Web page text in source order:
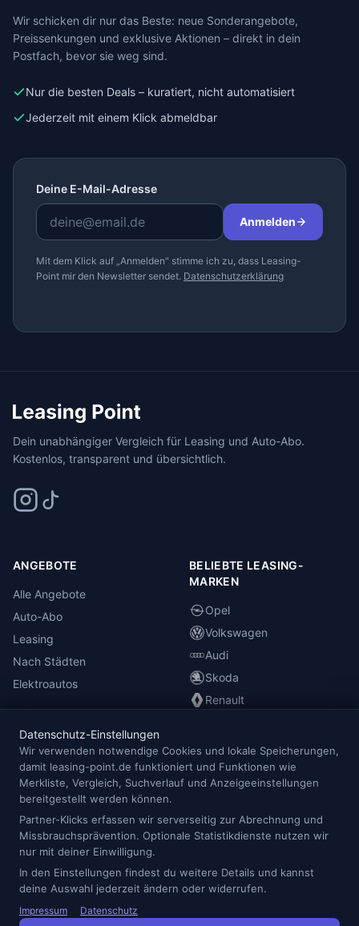
Wir schicken dir nur das Beste: neue Sonderangebote,
Preissenkungen und exklusive Aktionen – direkt in dein
Postfach, bevor sie weg sind.
Nur die besten Deals – kuratiert, nicht automatisiert
Jederzeit mit einem Klick abmeldbar
Deine E-Mail-Adresse
Anmelden
Mit dem Klick auf „Anmelden" stimme ich zu, dass Leasing-
Point mir den Newsletter sendet. Datenschutzerklärung
Dein unabhängiger Vergleich für Leasing und Auto-Abo.
Kostenlos, transparent und übersichtlich.
ANGEBOTE
Alle Angebote
Auto-Abo
Leasing
Nach Städten
Elektroautos
BELIEBTE LEASING-
MARKEN
Opel
Volkswagen
Audi
Skoda
Renault
INFORMATIONEN
Anbieterübersicht
Blog
Redaktion
Impressum
Datenschutz
Cookie-Einstellungen
Datenschutz-Einstellungen
Wir verwenden notwendige Cookies und lokale Speicherungen,
damit leasing-point.de funktioniert und Funktionen wie
Merkliste, Vergleich, Suchverlauf und Anzeigeeinstellungen
bereitgestellt werden können.
Partner-Klicks erfassen wir serverseitig zur Abrechnung und
Missbrauchsprävention. Optionale Statistikdienste nutzen wir
nur mit deiner Einwilligung.
In den Einstellungen findest du weitere Details und kannst
deine Auswahl jederzeit ändern oder widerrufen.
Impressum Datenschutz